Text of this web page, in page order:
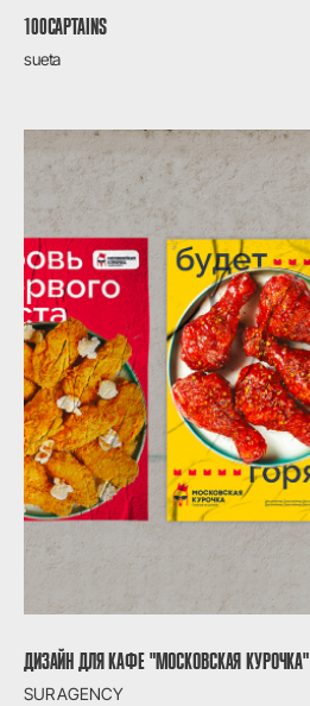
100CAPTAINS
sueta
ДИЗАЙН ДЛЯ КАФЕ "МОСКОВСКАЯ КУРОЧКА"
SUR AGENCY